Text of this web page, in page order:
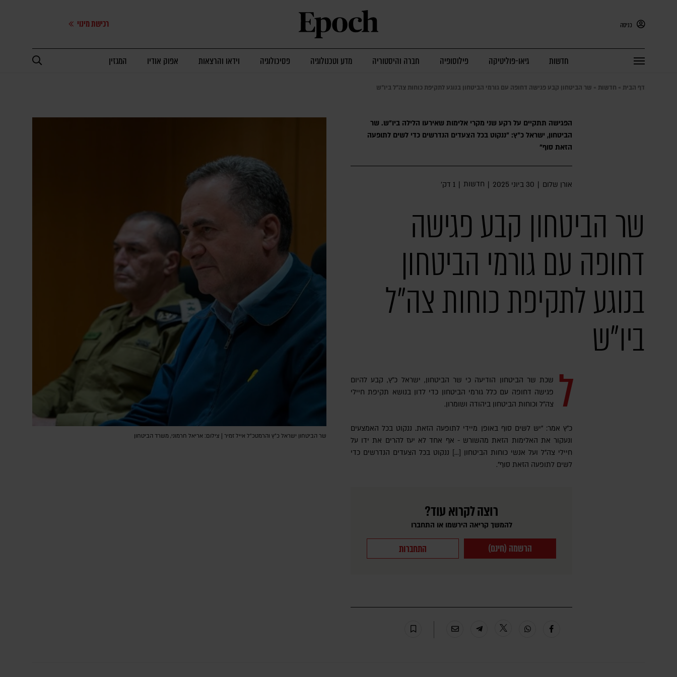
כניסה רכישת מינוי
חדשות גיאו-פוליטיקה פילוסופיה חברה והיסטוריה מדע וטכנולוגיה פסיכולוגיה וידאו והרצאות אפוק אודיו המגזין
דף הבית » חדשות » שר הביטחון קבע פגישה דחופה עם גורמי הביטחון בנוגע לתקיפת כוחות צה"ל ביו"ש
הפגישה תתקיים על רקע שני מקרי אלימות שאירעו הלילה ביו"ש. שר
הביטחון, ישראל כ"ץ: "ננקוט בכל הצעדים הנדרשים כדי לשים לתופעה
הזאת סוף"
אורן שלום | 30 ביוני 2025 | חדשות | 1 דק׳
שר הביטחון קבע פגישה
דחופה עם גורמי הביטחון
בנוגע לתקיפת כוחות צה"ל
ביו"ש
ל
שכת שר הביטחון הודיעה כי שר הביטחון, ישראל כ"ץ, קבע להיום
פגישה דחופה עם כלל גורמי הביטחון כדי לדון בנושא תקיפת חיילי
צה"ל וכוחות הביטחון ביהודה ושומרון.
כ"ץ אמר: "יש לשים סוף באופן מיידי לתופעה הזאת. ננקוט בכל האמצעים
ונעקור את האלימות הזאת מהשורש - אף אחד לא יעז להרים את ידו על
חיילי צה"ל ועל אנשי כוחות הביטחון [...] ננקוט בכל הצעדים הנדרשים כדי
לשים לתופעה הזאת סוף".
רוצה לקרוא עוד?
להמשך קריאה הירשמו או התחברו
הרשמה (חינם) התחברות
שר הביטחון ישראל כ"ץ והרמטכ"ל אייל זמיר | צילום: אריאל חרמוני, משרד הביטחון